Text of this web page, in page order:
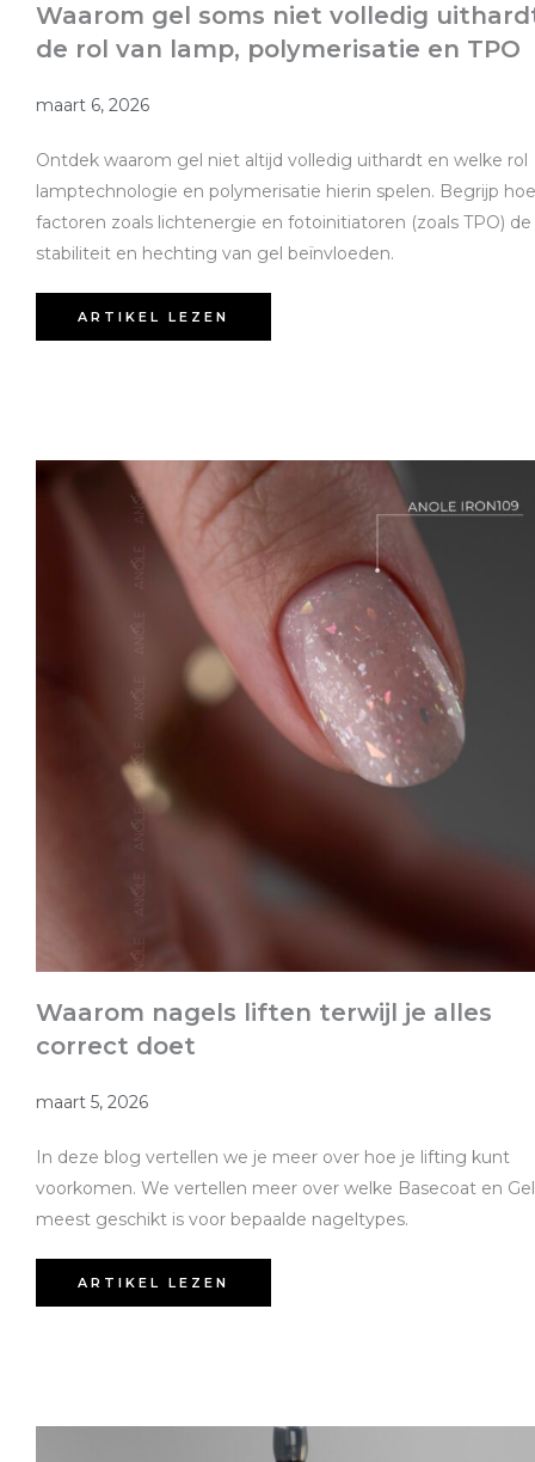
Waarom gel soms niet volledig
de rol van lamp, polymerisatie en TPO
maart 6, 2026
Ontdek waarom gel niet altijd volledig uithardt en welke rol
lamptechnologie en polymerisatie hierin spelen. Begrijp hoe
factoren zoals lichtenergie en fotoinitiatoren (zoals TPO) de
stabiliteit en hechting van gel beïnvloeden.
ARTIKEL LEZEN
Waarom nagels liften terwijl je alles
correct doet
maart 5, 2026
In deze blog vertellen we je meer over hoe je lifting kunt
voorkomen. We vertellen meer over welke Basecoat en
meest geschikt is voor bepaalde nageltypes.
ARTIKEL LEZEN